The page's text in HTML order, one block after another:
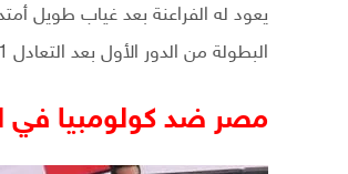
البطولة من الدور الأول بعد التعادل 1/1 امام هولندا ثم التعادل 0/0 أمام أيرلندا ثم الهزيمة امام أنجلترا 1/0 .
مصر ضد كولومبيا في